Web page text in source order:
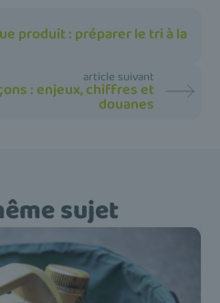
produit : préparer le tri à la
article suivant
: enjeux, chiffres et
douanes
sujet